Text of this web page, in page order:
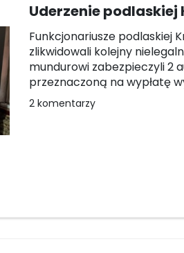
Uderzenie podlaskiej
Funkcjonariusze podlaskiej
zlikwidowali kolejny
mundurowi zabezpieczyli 2
przeznaczoną na wypłatę
2 komentarzy